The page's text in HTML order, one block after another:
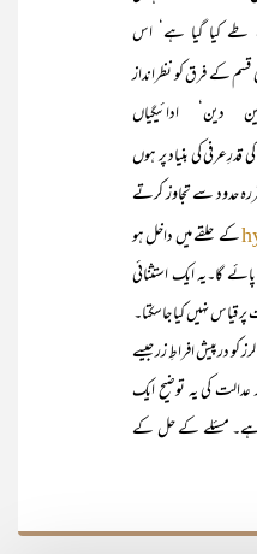
کیا گیا ہے‘ اس
قسم کے فرق کو نظرانداز
ادائیگیاں
قدرِعرفی کی بنیاد پر ہوں
حدود سے تجاوز کرتے
کے حلقے میں داخل ہو
گا۔یہ ایک استثنائی
قیاس نہیں کیا جاسکتا۔
درپیش افراطِ زر جیسے
کی یہ توضیح ایک
ہے۔ مسئلے کے حل کے